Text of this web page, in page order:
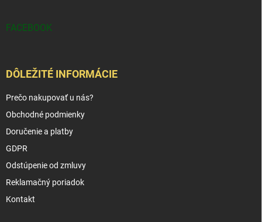
FACEBOOK
DÔLEŽITÉ INFORMÁCIE
Prečo nakupovať u nás?
Obchodné podmienky
Doručenie a platby
GDPR
Odstúpenie od zmluvy
Reklamačný poriadok
Kontakt